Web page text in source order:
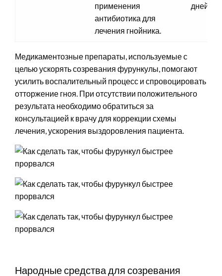
применения
антибиотика для
лечения гнойника.
дней.
Медикаментозные препараты, используемые с
целью ускорять созревания фурункулы, помогают
усилить воспалительный процесс и спровоцировать
отторжение гноя. При отсутствии положительного
результата необходимо обратиться за
консультацией к врачу для коррекции схемы
лечения, ускорения выздоровления пациента.
Народные средства для созревания